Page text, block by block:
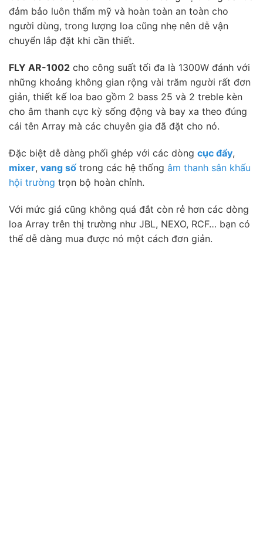
đảm bảo luôn thẩm mỹ và hoàn toàn an toàn cho
người dùng, trong lượng loa cũng nhẹ nên dễ vận
chuyển lắp đặt khi cần thiết.
FLY AR-1002 cho công suất tối đa là 1300W đánh với
những khoảng không gian rộng vài trăm người rất đơn
giản, thiết kế loa bao gồm 2 bass 25 và 2 treble kèn
cho âm thanh cực kỳ sống động và bay xa theo đúng
cái tên Array mà các chuyên gia đã đặt cho nó.
Đặc biệt dễ dàng phối ghép với các dòng cục đẩy,
mixer, vang sốtrong các hệ thống âm thanh sân khấu
hội trường trọn bộ hoàn chỉnh.
Với mức giá cũng không quá đắt còn rẻ hơn các dòng
loa Array trên thị trường như JBL, NEXO, RCF… bạn có
thể dễ dàng mua được nó một cách đơn giản.